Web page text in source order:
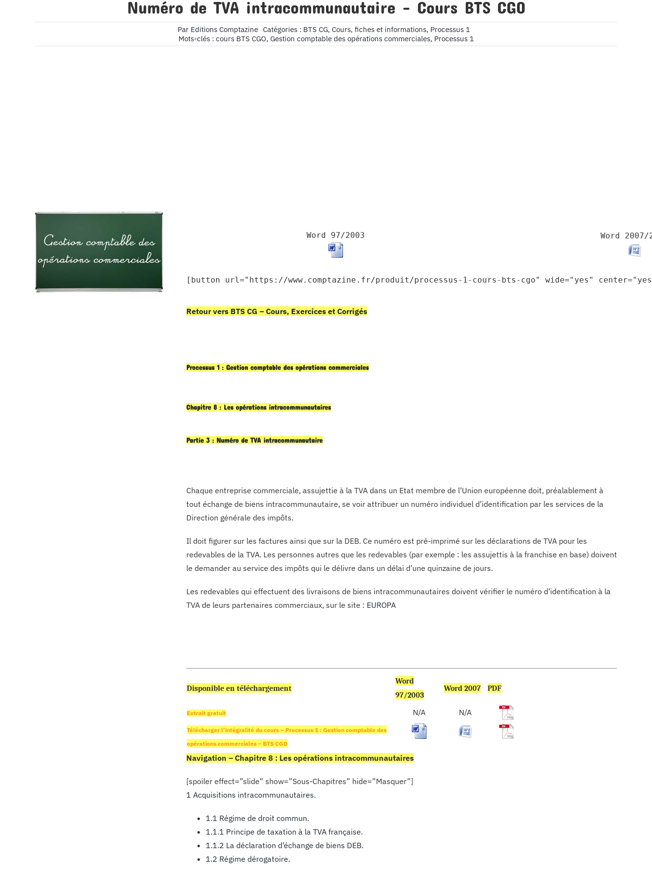
Numéro de TVA intracommunautaire – Cours BTS CGO
Par Editions Comptazine Catégories : BTS CG, Cours, fiches et informations, Processus 1
Mots-clés : cours BTS CGO, Gestion comptable des opérations commerciales, Processus 1
Word 97/2003 Word 2007/
[button url="https://www.comptazine.fr/produit/processus-1-cours-bts-cgo" wide="yes"
Retour vers BTS CG – Cours, Exercices et Corrigés
Processus 1 : Gestion comptable des opérations commerciales
Chapitre 8 : Les opérations intracommunautaires
Partie 3 : Numéro de TVA intracommunautaire
Chaque entreprise commerciale, assujettie à la TVA dans un Etat membre de l’Union européenne doit, préalablement à
tout échange de biens intracommunautaire, se voir attribuer un numéro individuel d’identification par les services de la
Direction générale des impôts.
Il doit figurer sur les factures ainsi que sur la DEB. Ce numéro est pré-imprimé sur les déclarations de TVA pour les
redevables de la TVA. Les personnes autres que les redevables (par exemple : les assujettis à la franchise en base) doivent
le demander au service des impôts qui le délivre dans un délai d’une quinzaine de jours.
Les redevables qui effectuent des livraisons de biens intracommunautaires doivent vérifier le numéro d’identification à la
TVA de leurs partenaires commerciaux, sur le site : EUROPA
Disponible en téléchargement
Word
97/2003
Word 2007 PDF
Extrait gratuit N/A N/A
Télécharger l’intégralité du cours – Processus 1 : Gestion comptable des
opérations commerciales – BTS CGO
Navigation – Chapitre 8 : Les opérations intracommunautaires
[spoiler effect=”slide” show=”Sous-Chapitres” hide=”Masquer”]
1 Acquisitions intracommunautaires.
1.1 Régime de droit commun.
1.1.1 Principe de taxation à la TVA française.
1.1.2 La déclaration d’échange de biens DEB.
1.2 Régime dérogatoire.